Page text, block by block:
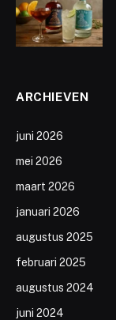
ARCHIEVEN
juni 2026
mei 2026
maart 2026
januari 2026
augustus 2025
februari 2025
augustus 2024
juni 2024